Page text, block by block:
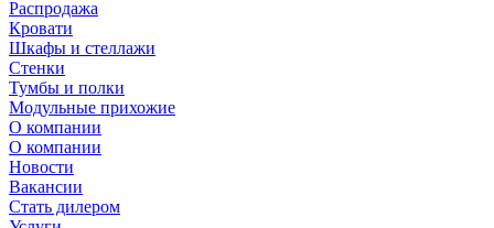
Распродажа
Кровати
Шкафы и стеллажи
Стенки
Тумбы и полки
Модульные прихожие
О компании
О компании
Новости
Вакансии
Стать дилером